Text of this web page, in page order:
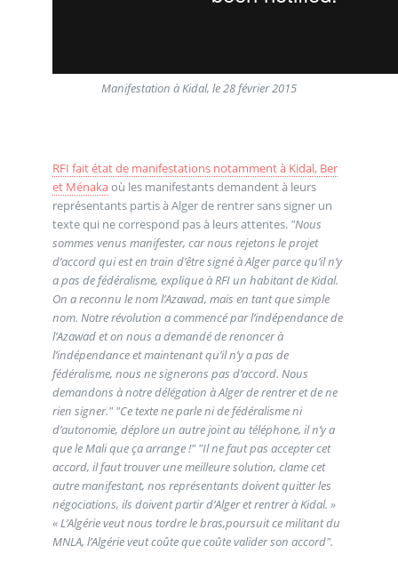
Manifestation à Kidal, le 28 février 2015
RFI fait état de manifestations notamment à Kidal, Ber
et Ménakaoù les manifestants demandent à leurs
représentants partis à Alger de rentrer sans signer un
texte qui ne correspond pas à leurs attentes. "Nous
sommes venus manifester, car nous rejetons le projet
d’accord qui est en train d’être signé à Alger parce qu’il n’y
a pas de fédéralisme, explique à RFI un habitant de Kidal.
On a reconnu le nom l’Azawad, mais en tant que simple
nom. Notre révolution a commencé par l’indépendance de
l’Azawad et on nous a demandé de renoncer à
l’indépendance et maintenant qu’il n’y a pas de
fédéralisme, nous ne signerons pas d’accord. Nous
demandons à notre délégation à Alger de rentrer et de ne
rien signer." "Ce texte ne parle ni de fédéralisme ni
d’autonomie, déplore un autre joint au téléphone, il n’y a
que le Mali que ça arrange !" "Il ne faut pas accepter cet
accord, il faut trouver une meilleure solution, clame cet
autre manifestant, nos représentants doivent quitter les
négociations, ils doivent partir d’Alger et rentrer à Kidal. »
« L’Algérie veut nous tordre le bras,poursuit ce militant du
MNLA, l’Algérie veut coûte que coûte valider son accord".